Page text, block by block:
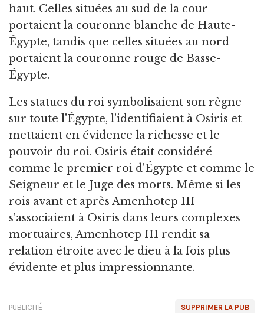
haut. Celles situées au sud de la cour
portaient la couronne blanche de Haute-
Égypte, tandis que celles situées au nord
portaient la couronne rouge de Basse-
Égypte.
Les statues du roi symbolisaient son règne
sur toute l'Égypte, l'identifiaient à Osiris et
mettaient en évidence la richesse et le
pouvoir du roi. Osiris était considéré
comme le premier roi d'Égypte et comme le
Seigneur et le Juge des morts. Même si les
rois avant et après Amenhotep III
s'associaient à Osiris dans leurs complexes
mortuaires, Amenhotep III rendit sa
relation étroite avec le dieu à la fois plus
évidente et plus impressionnante.
SUPPRIMER LA PUB
PUBLICITÉ